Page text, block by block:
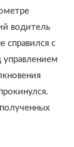
водитель
с
управлением